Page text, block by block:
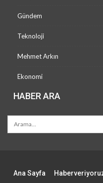
Gündem
Teknoloji
Mehmet Arkın
Ekonomi
HABER ARA
Ana Sayfa